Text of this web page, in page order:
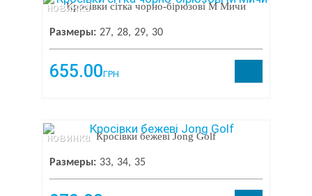
Кросівки сітка чорно-бірюзові М Мичи
Размеры: 27 28 29 30
655.00ГРН
новинка
Кросівки бежеві Jong Golf
Размеры: 33 34 35
новинка